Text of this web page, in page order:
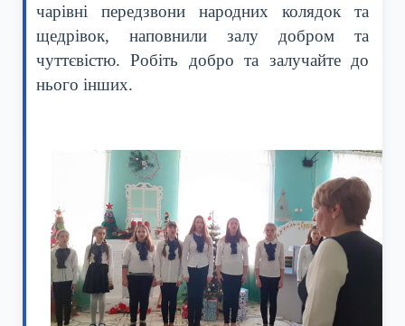
чарівні передзвони народних колядок та
щедрівок, наповнили залу добром та
чуттєвістю. Робіть добро та залучайте до
нього інших.